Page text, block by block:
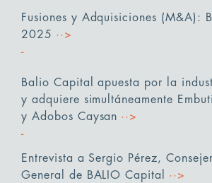
Fusiones y Adquisiciones (M&A):
2025 ··>
Balio Capital apuesta por la
y adquiere simultáneamente
y Adobos Caysan ··>
Entrevista a Sergio Pérez,
General de BALIO Capital
··>